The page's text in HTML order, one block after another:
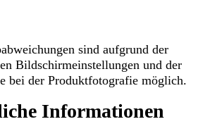
sind aufgrund der
Bildschirmeinstellungen und der
bei der Produktfotografie möglich.
Informationen